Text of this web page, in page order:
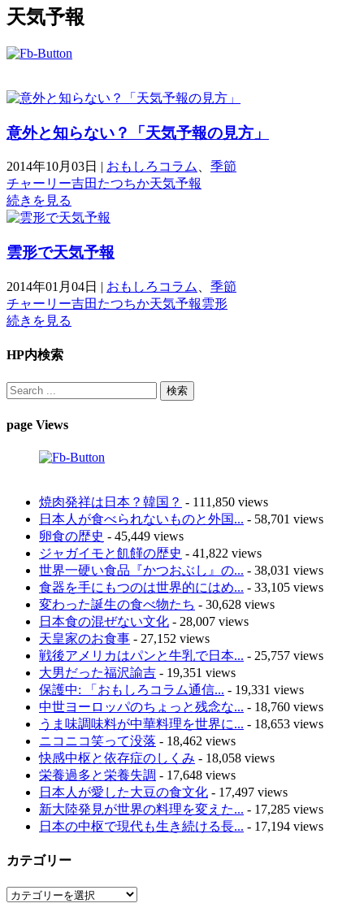
天気予報
意外と知らない？「天気予報の見方」
2014年10月03日 | おもしろコラム
季節
チャーリー吉田たつちか天気予報
続きを見る
雲形で天気予報
2014年01月04日 | おもしろコラム
季節
チャーリー吉田たつちか天気予報雲形
続きを見る
HP内検索
page Views
焼肉発祥は日本？韓国？ - 111,850 views
日本人が食べられないものと外国... - 58,701 views
卵食の歴史 - 45,449 views
ジャガイモと飢饉の歴史 - 41,822 views
世界一硬い食品『かつおぶし』の... - 38,031 views
食器を手にもつのは世界的にはめ... - 33,105 views
変わった誕生の食べ物たち - 30,628 views
日本食の混ぜない文化 - 28,007 views
天皇家のお食事 - 27,152 views
戦後アメリカはパンと牛乳で日本... - 25,757 views
大男だった福沢諭吉 - 19,351 views
保護中: 「おもしろコラム通信... - 19,331 views
中世ヨーロッパのちょっと残念な... - 18,760 views
うま味調味料が中華料理を世界に... - 18,653 views
ニコニコ笑って没落 - 18,462 views
快感中枢と依存症のしくみ - 18,058 views
栄養過多と栄養失調 - 17,648 views
日本人が愛した大豆の食文化 - 17,497 views
新大陸発見が世界の料理を変えた... - 17,285 views
日本の中枢で現代も生き続ける長... - 17,194 views
カテゴリー
カ